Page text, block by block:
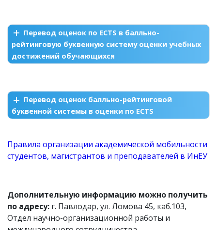
Перевод оценок по ECTS в балльно-
рейтинговую буквенную систему оценки учебных
достижений обучающихся
Перевод оценок балльно-рейтинговой
буквенной системы в оценки по ECTS
Правила организации академической мобильности
студентов, магистрантов и преподавателей в ИнЕУ
Дополнительную информацию можно получить
по адресу: г. Павлодар, ул. Ломова 45, каб.103,
Отдел научно-организационной работы и